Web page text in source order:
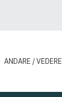
ANDARE / VEDERE